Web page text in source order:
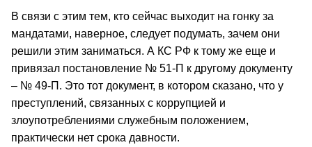
В связи с этим тем, кто сейчас выходит на гонку за
мандатами, наверное, следует подумать, зачем они
решили этим заниматься. А КС РФ к тому же еще и
привязал постановление № 51-П к другому документу
– № 49-П. Это тот документ, в котором сказано, что у
преступлений, связанных с коррупцией и
злоупотреблениями служебным положением,
практически нет срока давности.